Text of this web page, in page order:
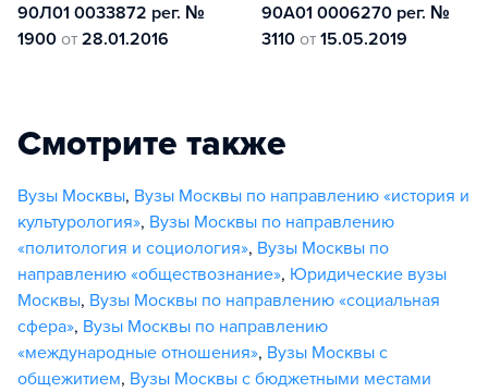
90Л01 0033872 рег. №
1900 от 28.01.2016
90А01 0006270 рег. №
3110 от 15.05.2019
Смотрите также
Вузы Москвы, Вузы Москвы по направлению «история и
культурология», Вузы Москвы по направлению
«политология и социология», Вузы Москвы по
направлению «обществознание», Юридические вузы
Москвы, Вузы Москвы по направлению «социальная
сфера», Вузы Москвы по направлению
«международные отношения», Вузы Москвы с
общежитием, Вузы Москвы с бюджетными местами